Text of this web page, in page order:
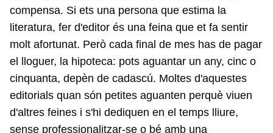
compensa. Si ets una persona que estima la
literatura, fer d'editor és una feina que et fa sentir
molt afortunat. Però cada final de mes has de pagar
el lloguer, la hipoteca: pots aguantar un any, cinc o
cinquanta, depèn de cadascú. Moltes d'aquestes
editorials quan són petites aguanten perquè viuen
d'altres feines i s'hi dediquen en el temps lliure,
sense professionalitzar-se o bé amb una